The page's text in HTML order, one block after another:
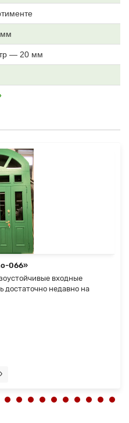
— 20 мм
066»
входные
достаточно недавно на